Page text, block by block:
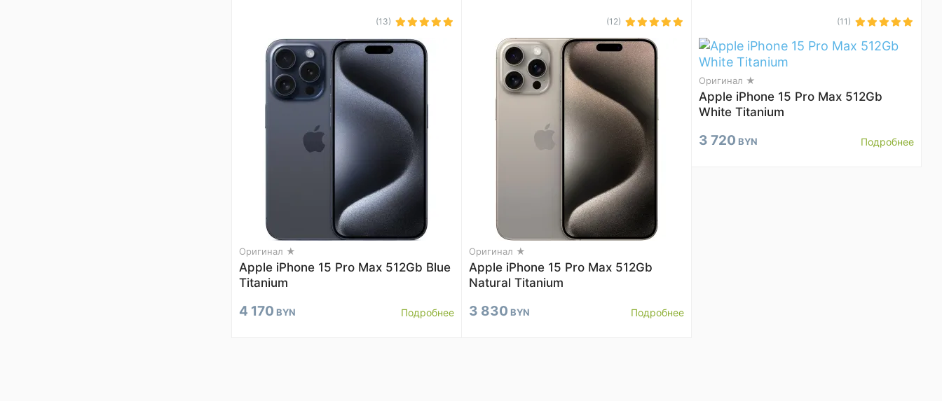
(13)
Оригинал ★
Apple iPhone 15 Pro Max 512Gb Blue
Titanium
4 170 BYN Подробнее
(12)
Оригинал ★
Apple iPhone 15 Pro Max 512Gb
Natural Titanium
3 830 BYN Подробнее
(11)
Оригинал ★
Apple iPhone 15 Pro Max 512Gb
White Titanium
3 720 BYN Подробнее